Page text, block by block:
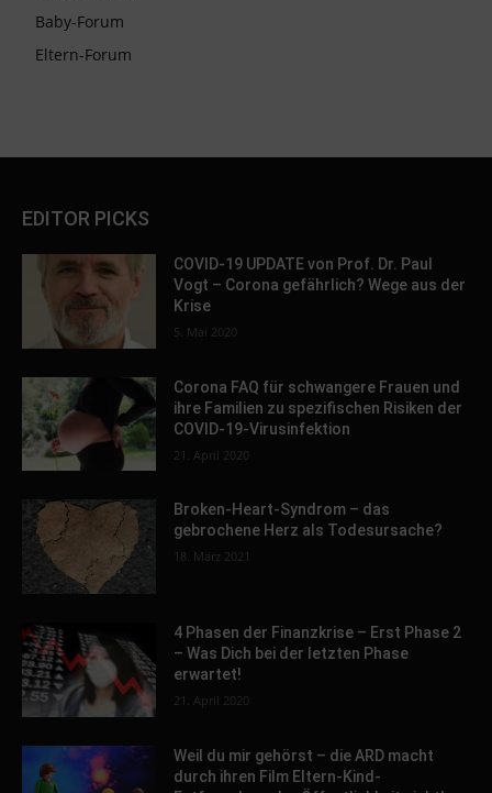
Baby-Forum
Eltern-Forum
EDITOR PICKS
COVID-19 UPDATE von Prof. Dr. Paul
Vogt – Corona gefährlich? Wege aus der
Krise
5. Mai 2020
Corona FAQ für schwangere Frauen und
ihre Familien zu spezifischen Risiken der
COVID-19-Virusinfektion
21. April 2020
Broken-Heart-Syndrom – das
gebrochene Herz als Todesursache?
18. März 2021
4 Phasen der Finanzkrise – Erst Phase 2
– Was Dich bei der letzten Phase
erwartet!
21. April 2020
Weil du mir gehörst – die ARD macht
durch ihren Film Eltern-Kind-